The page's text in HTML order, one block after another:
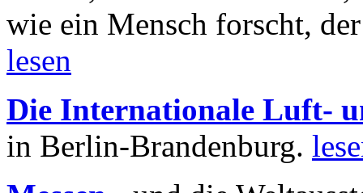
wie ein Mensch forscht,
lesen
Die Internationale Luft-
in Berlin-Brandenburg.